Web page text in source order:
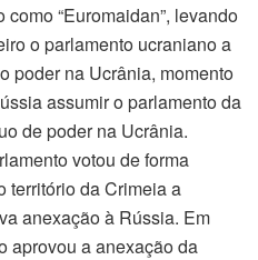
“Euromaidan”, levando
o parlamento ucraniano a
poder na Ucrânia, momento
assumir o parlamento da
de poder na Ucrânia.
votou de forma
território da Crimeia a
anexação à Rússia. Em
aprovou a anexação da